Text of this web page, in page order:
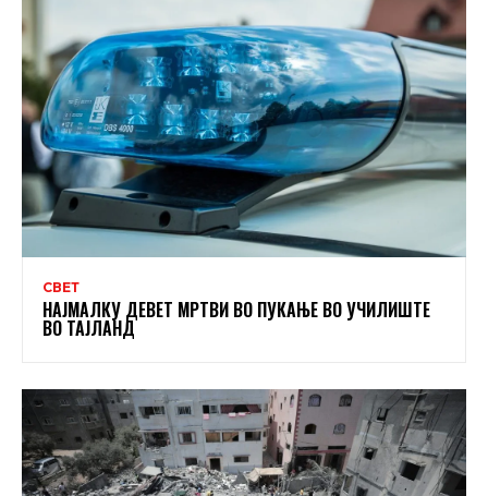
СВЕТ
НАЈМАЛКУ ДЕВЕТ МРТВИ ВО ПУКАЊЕ ВО УЧИЛИШТЕ
ВО ТАЈЛАНД